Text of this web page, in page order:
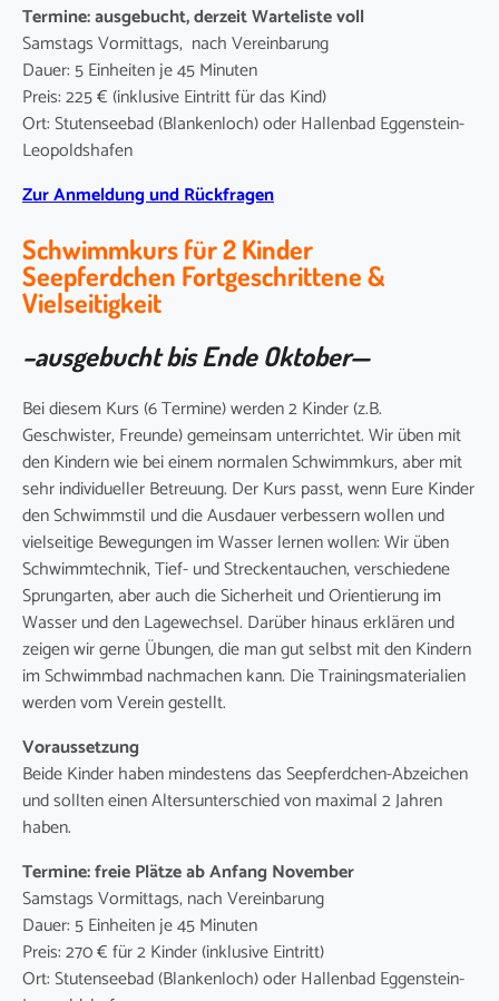
Termine: ausgebucht, derzeit Warteliste voll
Samstags Vormittags, nach Vereinbarung
Dauer: 5 Einheiten je 45 Minuten
Preis: 225 € (inklusive Eintritt für das Kind)
Ort: Stutenseebad (Blankenloch) oder Hallenbad Eggenstein-
Leopoldshafen
Zur Anmeldung und Rückfragen
Schwimmkurs für 2 Kinder
Seepferdchen Fortgeschrittene &
Vielseitigkeit
–ausgebucht bis Ende Oktober—
Bei diesem Kurs (6 Termine) werden 2 Kinder (z.B.
Geschwister, Freunde) gemeinsam unterrichtet. Wir üben mit
den Kindern wie bei einem normalen Schwimmkurs, aber mit
sehr individueller Betreuung. Der Kurs passt, wenn Eure Kinder
den Schwimmstil und die Ausdauer verbessern wollen und
vielseitige Bewegungen im Wasser lernen wollen: Wir üben
Schwimmtechnik, Tief- und Streckentauchen, verschiedene
Sprungarten, aber auch die Sicherheit und Orientierung im
Wasser und den Lagewechsel. Darüber hinaus erklären und
zeigen wir gerne Übungen, die man gut selbst mit den Kindern
im Schwimmbad nachmachen kann. Die Trainingsmaterialien
werden vom Verein gestellt.
Voraussetzung
Beide Kinder haben mindestens das Seepferdchen-Abzeichen
und sollten einen Altersunterschied von maximal 2 Jahren
haben.
Termine: freie Plätze ab Anfang November
Samstags Vormittags, nach Vereinbarung
Dauer: 5 Einheiten je 45 Minuten
Preis: 270 € für 2 Kinder (inklusive Eintritt)
Ort: Stutenseebad (Blankenloch) oder Hallenbad Eggenstein-